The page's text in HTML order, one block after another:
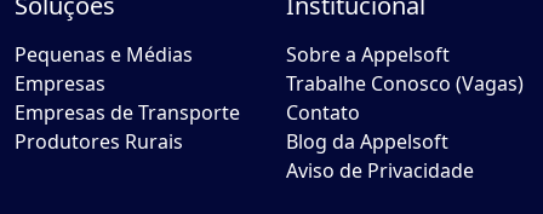
Pequenas e Médias
Empresas
Empresas de Transporte
Produtores Rurais
Sobre a Appelsoft
Trabalhe Conosco (Vagas)
Contato
Blog da Appelsoft
Aviso de Privacidade